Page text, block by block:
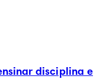
disciplina e